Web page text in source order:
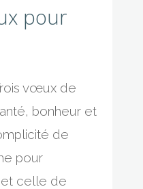
pour
vœux de
bonheur et
de
pour
et celle de